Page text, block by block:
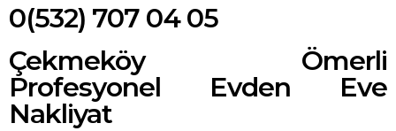
0(532) 707 04 05
Çekmeköy Ömerli
Profesyonel Evden Eve
Nakliyat